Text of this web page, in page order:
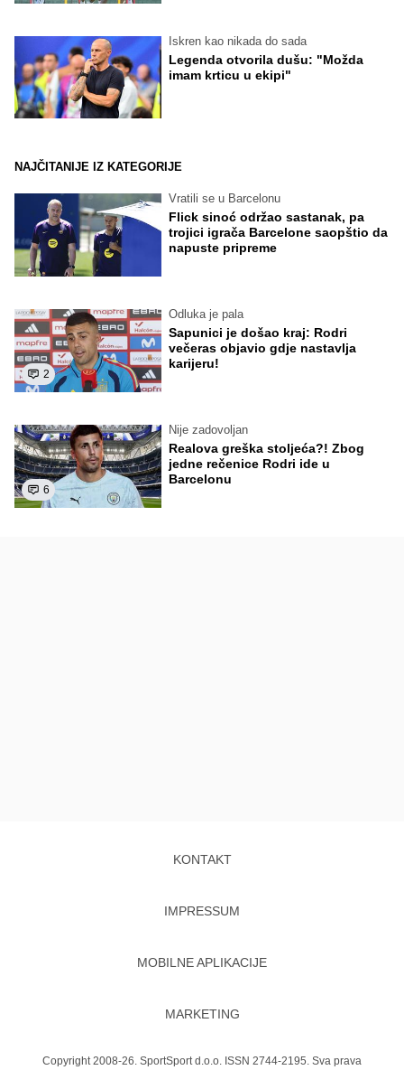
Iskren kao nikada do sada
Legenda otvorila dušu: "Možda
imam krticu u ekipi"
NAJČITANIJE IZ KATEGORIJE
Vratili se u Barcelonu
Flick sinoć održao sastanak, pa
trojici igrača Barcelone saopštio da
napuste pripreme
2
Odluka je pala
Sapunici je došao kraj: Rodri
večeras objavio gdje nastavlja
karijeru!
6
Nije zadovoljan
Realova greška stoljeća?! Zbog
jedne rečenice Rodri ide u
Barcelonu
KONTAKT
IMPRESSUM
MOBILNE APLIKACIJE
MARKETING
Copyright 2008-26. SportSport d.o.o. ISSN 2744-2195. Sva prava